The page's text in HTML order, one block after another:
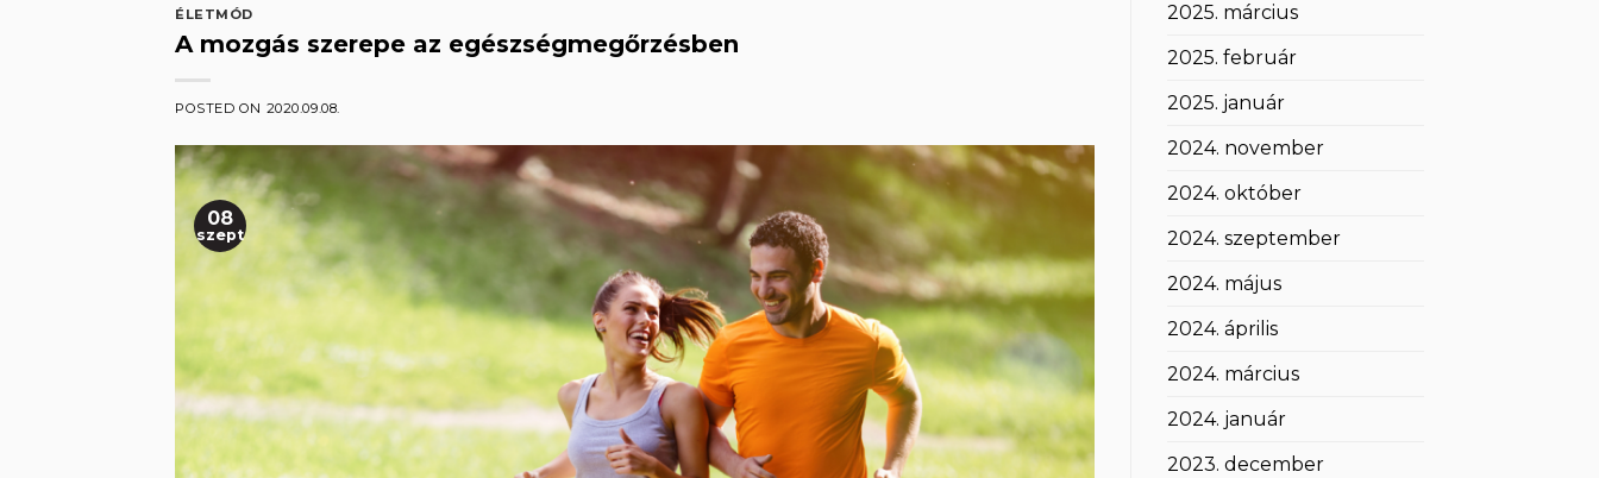
ÉLETMÓD
A mozgás szerepe az egészségmegőrzésben
POSTED ON 2020.09.08.
08
szept
2025. március
2025. február
2025. január
2024. november
2024. október
2024. szeptember
2024. május
2024. április
2024. március
2024. január
2023. december